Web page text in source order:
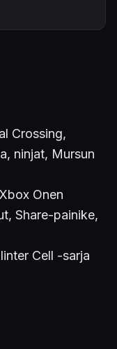
Crossing,
ninjat, Mursun
Onen
Share-painike,
Cell -sarja